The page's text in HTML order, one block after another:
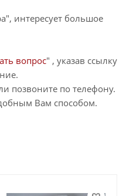
интересует большое
вопрос" , указав ссылку
позвоните по телефону.
Вам способом.